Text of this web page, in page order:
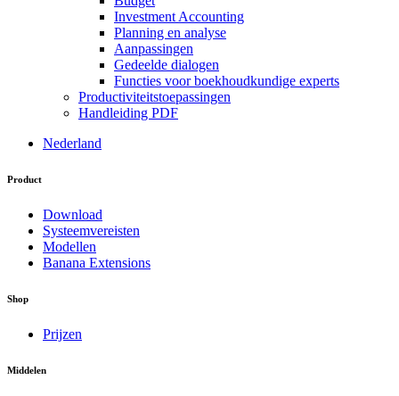
Investment Accounting
Planning en analyse
Aanpassingen
Gedeelde dialogen
Functies voor boekhoudkundige experts
Productiviteitstoepassingen
Handleiding PDF
Nederland
Product
Download
Systeemvereisten
Modellen
Banana Extensions
Shop
Prijzen
Middelen